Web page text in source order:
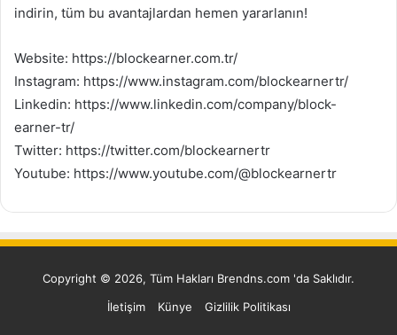
indirin, tüm bu avantajlardan hemen yararlanın!
Website: https://blockearner.com.tr/
Instagram: https://www.instagram.com/blockearnertr/
Linkedin: https://www.linkedin.com/company/block-
earner-tr/
Twitter: https://twitter.com/blockearnertr
Youtube: https://www.youtube.com/@blockearnertr
Copyright © 2026, Tüm Hakları Brendns.com 'da Saklıdır.
İletişim
Künye Gizlilik Politikası